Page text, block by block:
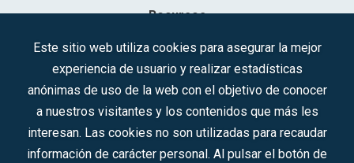
Recursos
Contacto
Sociedad Mercantil Estatal para la Gestión de la Innovación y las
Tecnologías Turísticas, S.A.M.P.
Inscrita en el R.M. de Madrid, T, 12593, Se. 8, F. 129, H. 201.307.
C.I.F.: A-81/874.984
Este sitio web utiliza cookies para asegurar la mejor
experiencia de usuario y realizar estadísticas
anónimas de uso de la web con el objetivo de conocer
a nuestros visitantes y los contenidos que más les
interesan. Las cookies no son utilizadas para recaudar
información de carácter personal. Al pulsar el botón de